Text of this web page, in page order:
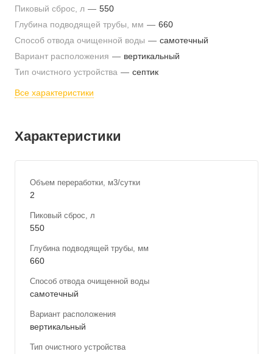
Пиковый сброс, л — 550
Глубина подводящей трубы, мм — 660
Способ отвода очищенной воды — самотечный
Вариант расположения — вертикальный
Тип очистного устройства — септик
Все характеристики
Характеристики
Объем переработки, м3/сутки
2
Пиковый сброс, л
550
Глубина подводящей трубы, мм
660
Способ отвода очищенной воды
самотечный
Вариант расположения
вертикальный
Тип очистного устройства